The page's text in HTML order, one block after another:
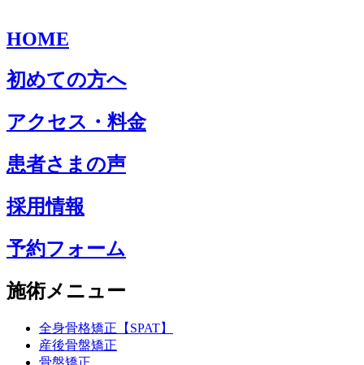
HOME
初めての方へ
アクセス・料金
患者さまの声
採用情報
予約フォーム
施術メニュー
全身骨格矯正【SPAT】
産後骨盤矯正
骨盤矯正